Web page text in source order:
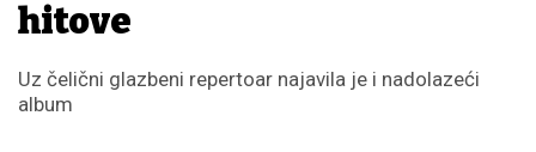
hitove
Uz čelični glazbeni repertoar najavila je i nadolazeći
album